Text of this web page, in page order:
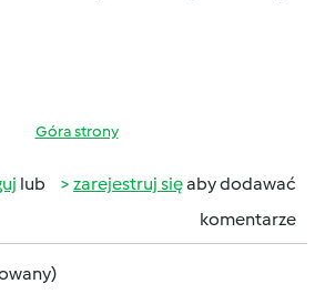
Góra strony
lub zarejestruj sięaby dodawać
komentarze